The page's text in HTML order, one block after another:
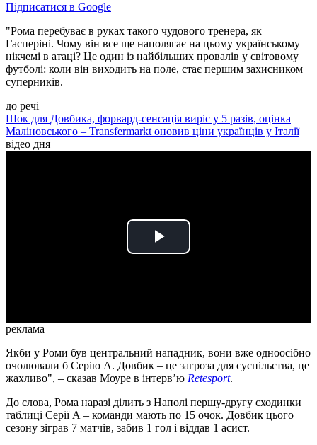
Підписатися в Google
"Рома перебуває в руках такого чудового тренера, як
Гасперіні. Чому він все ще наполягає на цьому українському
нікчемі в атаці? Це один із найбільших провалів у світовому
футболі: коли він виходить на поле, стає першим захисником
суперників.
до речі
Шок для Довбика, форвард-сенсація виріс у 5 разів, оцінка
Маліновського – Transfermarkt оновив ціни українців у Італії
відео дня
Play
реклама
Якби у Роми був центральний нападник, вони вже одноосібно
очолювали б Серію А. Довбик – це загроза для суспільства, це
жахливо", – сказав Моуре в інтерв’ю Retesport.
До слова, Рома наразі ділить з Наполі першу-другу сходинки
таблиці Серії А – команди мають по 15 очок. Довбик цього
сезону зіграв 7 матчів, забив 1 гол і віддав 1 асист.